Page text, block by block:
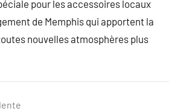
pour les accessoires locaux
de Memphis qui apportent la
nouvelles atmosphères plus